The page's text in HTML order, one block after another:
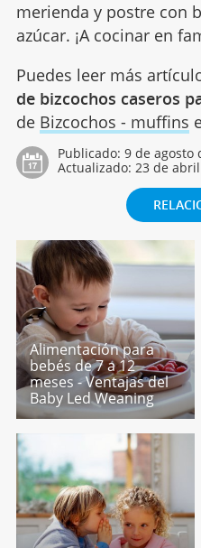
merienda y postre con
azúcar. ¡A cocinar en
Puedes leer más
de bizcochos caseros
de Bizcochos - muffins
Publicado: 9 de agosto
Actualizado: 23 de
Alimentación para
bebés de 7 a 12
meses - Ventajas del
Baby Led Weaning